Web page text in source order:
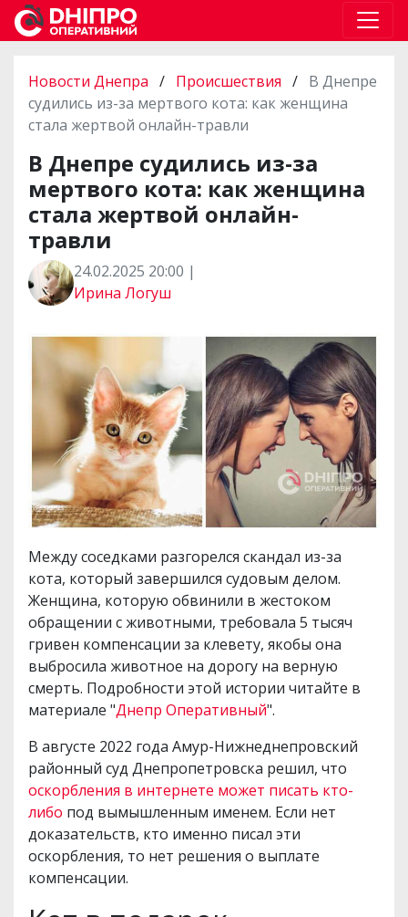
Новости Днепра / Происшествия / В Днепре
судились из-за мертвого кота: как женщина
стала жертвой онлайн-травли
В Днепре судились из-за
мертвого кота: как женщина
стала жертвой онлайн-
травли
24.02.2025 20:00 |
Ирина Логуш
Между соседками разгорелся скандал из-за
кота, который завершился судовым делом.
Женщина, которую обвинили в жестоком
обращении с животными, требовала 5 тысяч
гривен компенсации за клевету, якобы она
выбросила животное на дорогу на верную
смерть. Подробности этой истории читайте в
материале "Днепр Оперативный".
В августе 2022 года Амур-Нижнеднепровский
районный суд Днепропетровска решил, что
оскорбления в интернете может писать кто-
либо под вымышленным именем. Если нет
доказательств, кто именно писал эти
оскорбления, то нет решения о выплате
компенсации.